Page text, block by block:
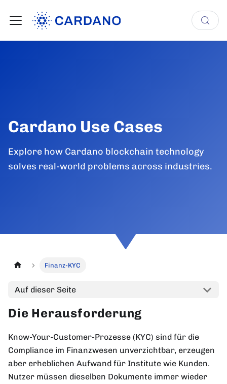
Cardano Use Cases
Explore how Cardano blockchain technology
solves real-world problems across industries.
Finanz-KYC
Auf dieser Seite
Die Herausforderung
Know-Your-Customer-Prozesse (KYC) sind für die
Compliance im Finanzwesen unverzichtbar, erzeugen
aber erheblichen Aufwand für Institute wie Kunden.
Nutzer müssen dieselben Dokumente immer wieder